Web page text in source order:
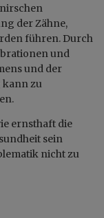
der Zähne,
führen. Durch
und
und der
kann zu
ernsthaft die
sein
nicht zu